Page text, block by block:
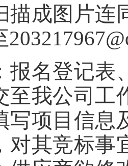
描成图片连
登记表、
至我公司工
写项目信息
对其竞标事